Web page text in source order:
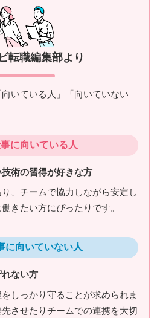
転職編集部より
いている人」「向いていない
に向いている人
術の習得が好きな方
、チームで協力しながら安定し
きたい方にぴったりです。
に向いていない人
ない方
しっかり守ることが求められま
させたりチームでの連携を大切